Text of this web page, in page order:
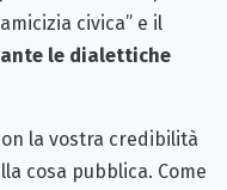
civica” e il
le dialettiche
la vostra credibilità
cosa pubblica. Come